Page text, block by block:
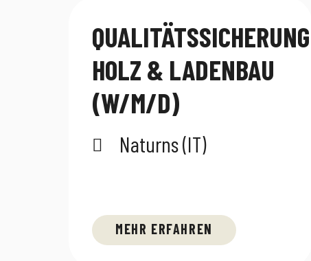
QUALITÄTSSICHERUNG
HOLZ & LADENBAU
(W/M/D)
Naturns (IT)
MEHR ERFAHREN